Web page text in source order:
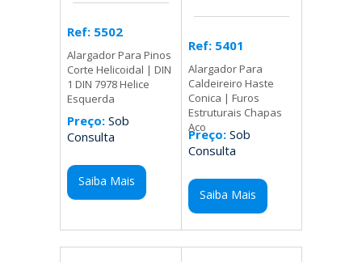
Ref: 5502
Alargador Para Pinos
Corte Helicoidal | DIN
1 DIN 7978 Helice
Esquerda
Preço: Sob
Consulta
Saiba Mais
Ref: 5401
Alargador Para
Caldeireiro Haste
Conica | Furos
Estruturais Chapas
Aco
Preço:Sob
Consulta
Saiba Mais